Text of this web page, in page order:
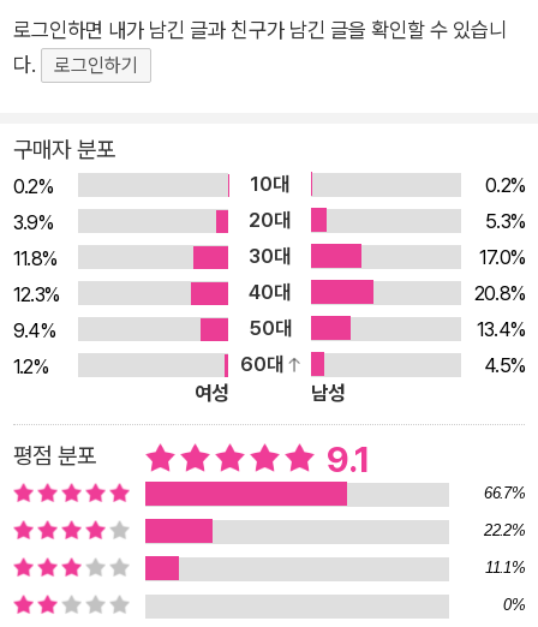
이야”라고 쓰기도 하고, ‘인내’를 설명하면서 “우리의 폭력성은
우리의 조급함과 관련이 많지. 그러나 우리에게는 전쟁의 대안인
야구가 있어”라고 쓰기도 한다. ‘너그러움’을 이야기하는 편지에
의 삶에서 도움을 받아 너그러움의 의미를 배우고 드러낼 수 있다
고 생각해서야.” ‘단순함’의 덕을 이야기하면서는 조적공이었던
아버지를 회상하기도 한다. 인간다운 삶은 무엇인가?좋은 삶을
고민하는 모든 그리스도인을 위한 내러티브 윤리학 스탠리는 예
순둘에 편지를 쓰기 시작했고 이 책에 담긴 마지막 편지는 그의
나이 일흔일곱에 썼다. 그가 출간 기념 인터뷰에서 말한 대로, 그
에게 죽음은 더 이상 이론적 가능성이 아니다. 그는 늙었다. 이 책
마지막 장에서 스탠리는 “성품은 결국 죽음을 앞두고도 우리의
삶이 살 만한 것이 되게 하는 단호한 지향”이라고 했는데, 이 말
은 삶을 되돌아보는 시기에 있는 스탠리가 성품을 얼마나 중요하
게 생각하는지를 압축적으로 보여 준다. 신이 창조한 대로, 피조
물인 인간답게 살기 위해 우리는 덕을 훈련해야 하고 좋은 성품의
소유자 곧, 부르심에 합당한 존재가 되어야 한다. 독자 대상 -믿음
안에서 자라고 있는 모든 자녀 -자녀를 좋은 삶으로 인도하고 싶
로그인하면 내가 남긴 글과 친구가 남긴 글을 확인할 수 있습니
다.
로그인하기
구매자 분포
0.2% 10대
0.2%
3.9%
20대
5.3%
11.8%
30대
17.0%
12.3%
40대
20.8%
9.4%
50대
13.4%
1.2%
60대
4.5%
여성
남성
평점 분포 9.1
66.7%
22.2%
11.1%
0%